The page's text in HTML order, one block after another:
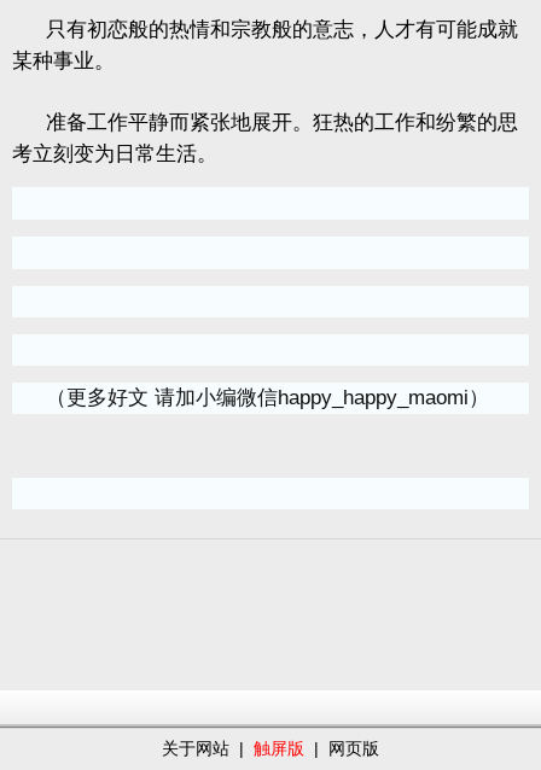
只有初恋般的热情和宗教般的意志，人才有可能成就
某种事业。
准备工作平静而紧张地展开。狂热的工作和纷繁的思
考立刻变为日常生活。
（更多好文 请加小编微信happy_happy_maomi）
关于网站 | 触屏版 | 网页版